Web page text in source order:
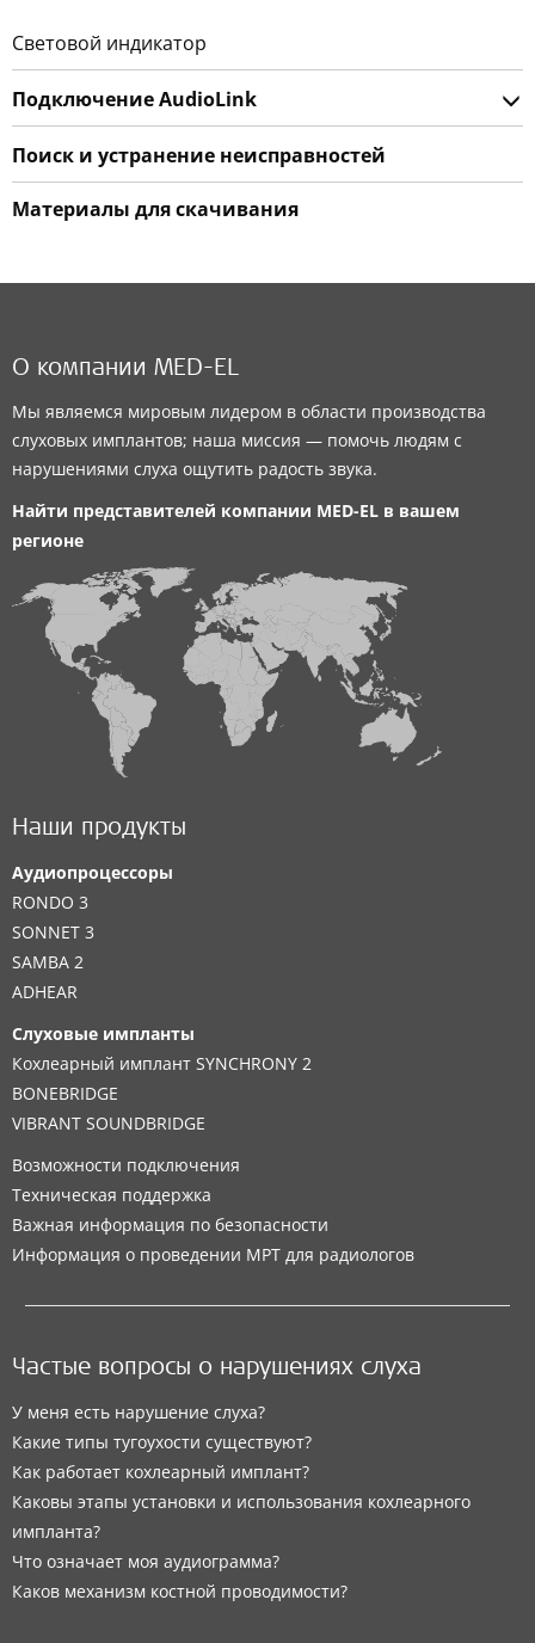
Световой индикатор
Подключение AudioLink
Поиск и устранение неисправностей
Материалы для скачивания
О компании MED-EL
Мы являемся мировым лидером в области производства
слуховых имплантов; наша миссия — помочь людям с
нарушениями слуха ощутить радость звука.
Найти представителей компании MED-EL в вашем
регионе
Наши продукты
Аудиопроцессоры
RONDO 3
SONNET 3
SAMBA 2
ADHEAR
Слуховые импланты
Кохлеарный имплант SYNCHRONY 2
BONEBRIDGE
VIBRANT SOUNDBRIDGE
Возможности подключения
Техническая поддержка
Важная информация по безопасности
Информация о проведении МРТ для радиологов
Частые вопросы о нарушениях слуха
У меня есть нарушение слуха?
Какие типы тугоухости существуют?
Как работает кохлеарный имплант?
Каковы этапы установки и использования кохлеарного
импланта?
Что означает моя аудиограмма?
Каков механизм костной проводимости?